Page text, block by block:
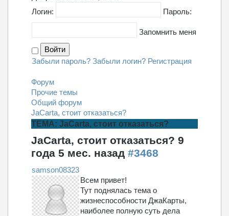
Логин:
Пароль:
Запомнить меня
Забыли пароль? Забыли логин? Регистрация
Форум
Прочие темы
Общий форум
JaCarta, стоит отказаться?
ТЕМА: JaCarta, стоит отказаться?
JaCarta, стоит отказаться? 9
года 5 мес. назад #3468
samson08323
Всем привет!
Тут поднялась тема о
жизнеспособности ДжаКарты,
наиболее полную суть дела